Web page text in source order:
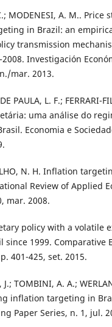
MODENESI, A. M..
in Brazil: an
transmission
Investigación
mar. 2013.
PAULA, L. F.; FERRARI-
uma análise do
Economia e
N. H. Inflation
Review of Applied
mar. 2008.
policy with a
since 1999. Comparative
401-425, set. 2015.
J.; TOMBINI, A. A.;
inflation targeting in
Paper Series, n. 1, jul.